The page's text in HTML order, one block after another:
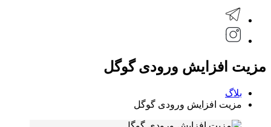
مزیت افزایش ورودی گوگل
بلاگ
مزیت افزایش ورودی گوگل